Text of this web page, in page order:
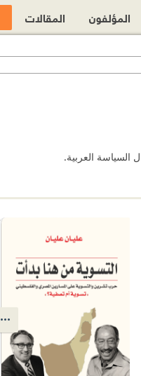
المؤلفون المقالات